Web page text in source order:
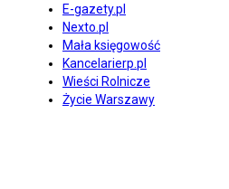
E-gazety.pl
Nexto.pl
Mała księgowość
Kancelarierp.pl
Wieści Rolnicze
Życie Warszawy